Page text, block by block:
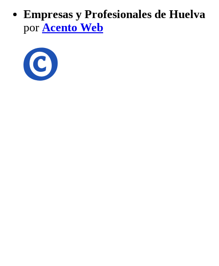
Empresas y Profesionales de Huelva
por Acento Web